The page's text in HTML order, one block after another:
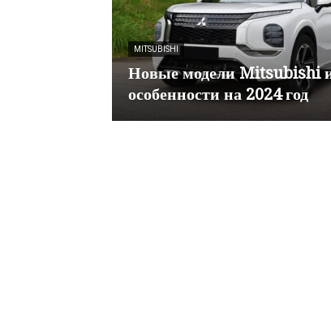
MITSUBISHI
Новые модели Mitsubishi
особенности на 2024 год